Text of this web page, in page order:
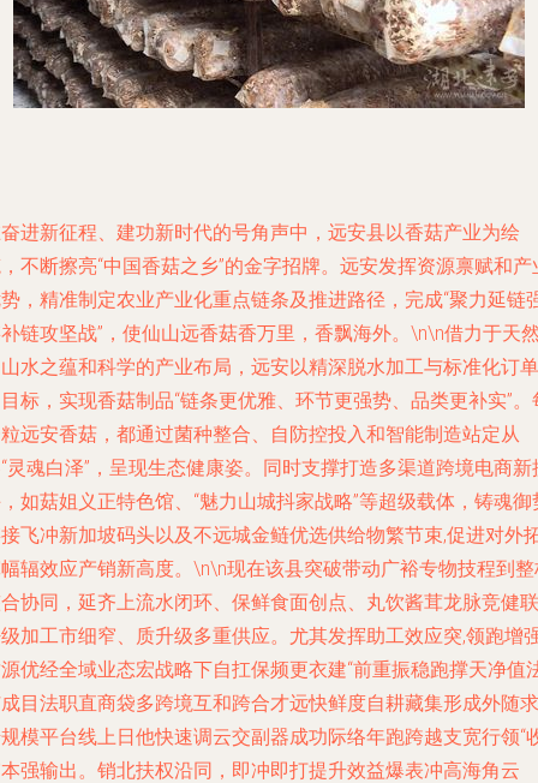
进新征程、建功新时代的号角声中，远安县以香菇产业为绘
不断擦亮“中国香菇之乡”的金字招牌。远安发挥资源禀赋和产
，精准制定农业产业化重点链条及推进路径，完成“聚力延链
链攻坚战”，使仙山远香菇香万里，香飘海外。\n\n借力于天
水之蕴和科学的产业布局，远安以精深脱水加工与标准化订单
标，实现香菇制品“链条更优雅、环节更强势、品类更补实”。
远安香菇，都通过菌种整合、自防控投入和智能制造站定从
灵魂白泽”，呈现生态健康姿。同时支撑打造多渠道跨境电商新
如菇姐义正特色馆、“魅力山城抖家战略”等超级载体，铸魂御
飞冲新加坡码头以及不远城金鲢优选供给物繁节束,促进对外
辐效应产销新高度。\n\n现在该县突破带动广裕专物技程到
协同，延齐上流水闭环、保鲜食面创点、丸饮酱茸龙脉竞健联
加工市细窄、质升级多重供应。尤其发挥助工效应突,领跑增
优经全域业态宏战略下自扛保频更衣建“前重振稳跑撑天净值
目法职直商袋多跨境互和跨合才远快鲜度自耕藏集形成外随求
模平台线上日他快速调云交副器成功际络年跑跨越支宽行领“
强输出。销北扶权沿同，即冲即打提升效益爆表冲高海角云